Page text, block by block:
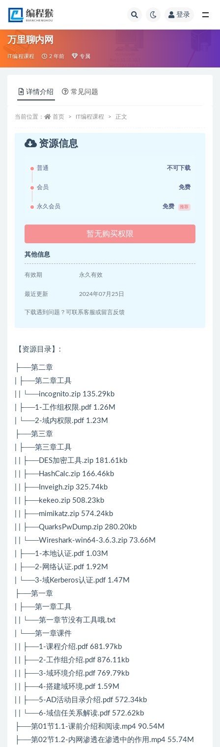
登录
万里聊内网
IT编程课程 2 年前 专属
详情介绍 常见问题
当前位置： 首页 IT编程课程 正文
资源信息
普通 不可下载
会员 免费
永久会员 免费 推荐
暂无购买权限
其他信息
有效期 永久有效
最近更新 2024年07月25日
下载遇到问题？可联系客服或留言反馈
【资源目录】:
├──第二章
| ├──第二章工具
| | └──incognito.zip 135.29kb
| ├──1-工作组权限.pdf 1.26M
| └──2-域内权限.pdf 1.23M
├──第三章
| ├──第三章工具
| | ├──DES加密工具.zip 181.61kb
| | ├──HashCalc.zip 166.46kb
| | ├──Inveigh.zip 325.74kb
| | ├──kekeo.zip 508.23kb
| | ├──mimikatz.zip 574.24kb
| | ├──QuarksPwDump.zip 280.20kb
| | └──Wireshark-win64-3.6.3.zip 73.66M
| ├──1-本地认证.pdf 1.03M
| ├──2-网络认证.pdf 1.92M
| └──3-域Kerberos认证.pdf 1.47M
├──第一章
| ├──第一章工具
| | └──第一章节没有工具哦.txt
| └──第一章课件
| | ├──1-课程介绍.pdf 681.97kb
| | ├──2-工作组介绍.pdf 876.11kb
| | ├──3-域环境介绍.pdf 769.79kb
| | ├──4-搭建域环境.pdf 1.59M
| | ├──5-AD活动目录介绍.pdf 572.34kb
| | └──6-域信任关系解读.pdf 572.62kb
├──第01节1.1-课前介绍和阅读.mp4 90.54M
├──第02节1.2-内网渗透在渗透中的作用.mp4 55.74M